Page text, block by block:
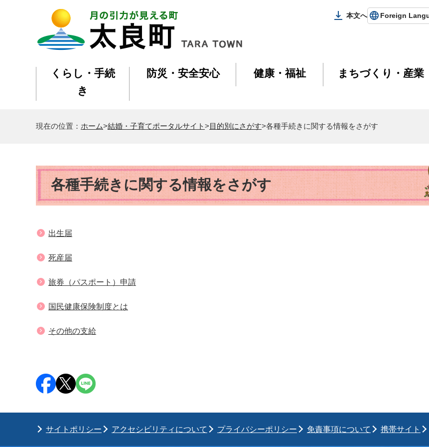
本文へ Foreign
くらし・手続
き
防災・安全安心 健康・福祉 まちづくり・産業
現在の位置： ホーム>結婚・子育てポータルサイト> 目的別にさがす>各種手続きに関する情報をさがす
各種手続きに関する情報をさがす
出生届
死産届
旅券（パスポート）申請
国民健康保険制度とは
その他の支給
サイトポリシー アクセシビリティについて プライバシーポリシー 免責事項について 携帯サイト